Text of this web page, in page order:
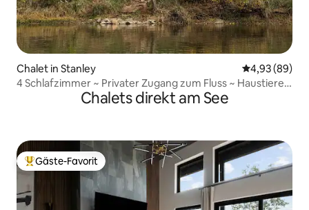
Chalet in Stanley
4,93 (89)
4 Schlafzimmer ~ Privater Zugang zum Fluss ~ Haustiere ~
Chalets direkt am See
Beliebter Gäste-Favorit.
Gäste-Favorit